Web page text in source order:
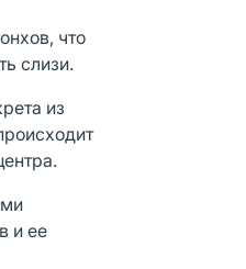
что
слизи.
из
и ее